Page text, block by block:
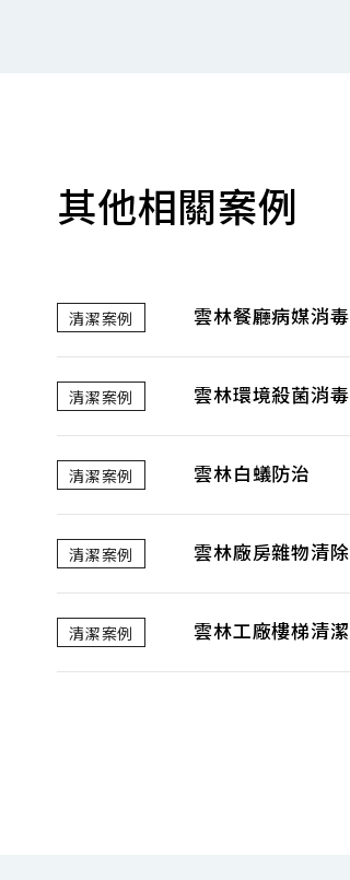
其他相關案例
清潔案例 雲林餐廳病媒消毒
清潔案例 雲林環境殺菌消毒
清潔案例 雲林白蟻防治
清潔案例 雲林廠房雜物清除
清潔案例 雲林工廠樓梯清潔